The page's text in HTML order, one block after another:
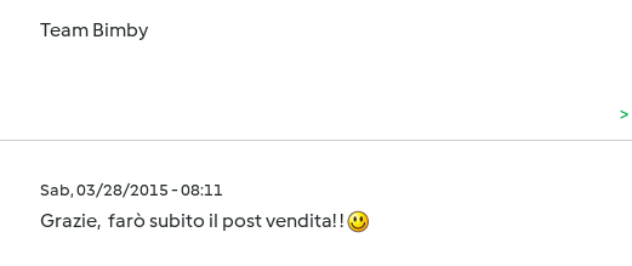
Team Bimby
Sab, 03/28/2015 - 08:11
Grazie, farò subito il post vendita! !